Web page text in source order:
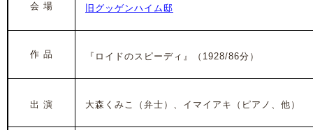
会 場 旧グッゲンハイム邸
作 品 『ロイドのスピーディ』 （1928/86分）
出 演 大森くみこ（弁士）、イマイアキ（ピアノ、他）